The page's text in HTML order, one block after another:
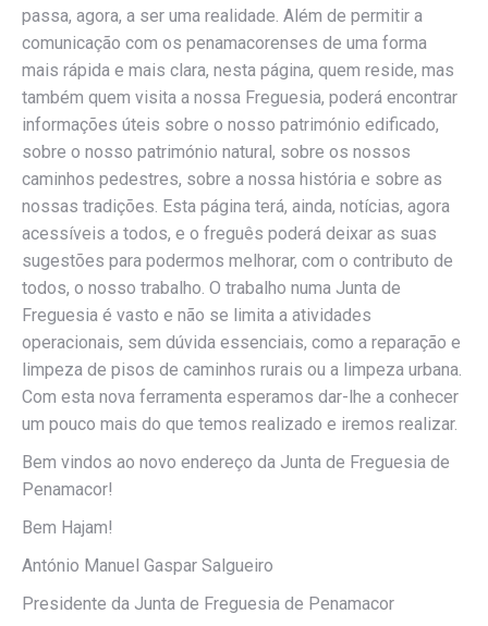
passa, agora, a ser uma realidade. Além de permitir a
comunicação com os penamacorenses de uma forma
mais rápida e mais clara, nesta página, quem reside, mas
também quem visita a nossa Freguesia, poderá encontrar
informações úteis sobre o nosso património edificado,
sobre o nosso património natural, sobre os nossos
caminhos pedestres, sobre a nossa história e sobre as
nossas tradições. Esta página terá, ainda, notícias, agora
acessíveis a todos, e o freguês poderá deixar as suas
sugestões para podermos melhorar, com o contributo de
todos, o nosso trabalho. O trabalho numa Junta de
Freguesia é vasto e não se limita a atividades
operacionais, sem dúvida essenciais, como a reparação e
limpeza de pisos de caminhos rurais ou a limpeza urbana.
Com esta nova ferramenta esperamos dar-lhe a conhecer
um pouco mais do que temos realizado e iremos realizar.
Bem vindos ao novo endereço da Junta de Freguesia de
Penamacor!
Bem Hajam!
António Manuel Gaspar Salgueiro
Presidente da Junta de Freguesia de Penamacor